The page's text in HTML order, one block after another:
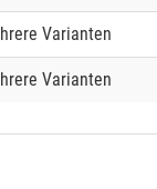
Varianten
Varianten